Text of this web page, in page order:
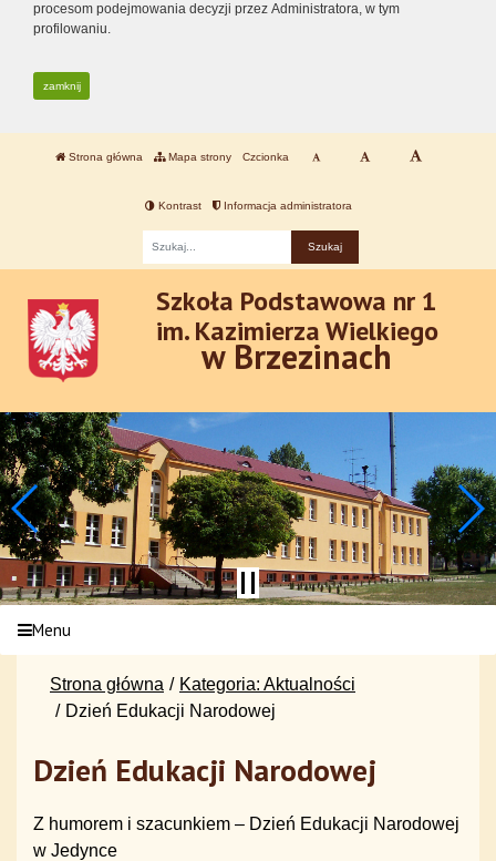
procesom podejmowania decyzji przez Administratora, w tym
profilowaniu.
zamknij
Strona główna Mapa strony Czcionka
Kontrast Informacja administratora
Szkoła Podstawowa nr 1
im. Kazimierza Wielkiego
w Brzezinach
Menu
Strona główna
Kategoria: Aktualności
Dzień Edukacji Narodowej
Dzień Edukacji Narodowej
Z humorem i szacunkiem – Dzień Edukacji Narodowej
w Jedynce